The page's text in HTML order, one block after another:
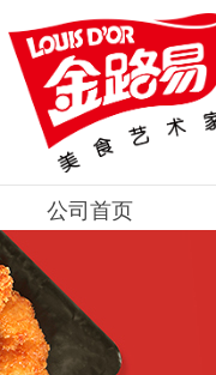
公司首页